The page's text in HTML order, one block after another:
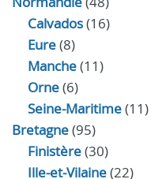
Calvados(16)
Eure(8)
Manche(11)
Orne(6)
Seine-Maritime(11)
Bretagne(95)
Finistère(30)
Ille-et-Vilaine(22)